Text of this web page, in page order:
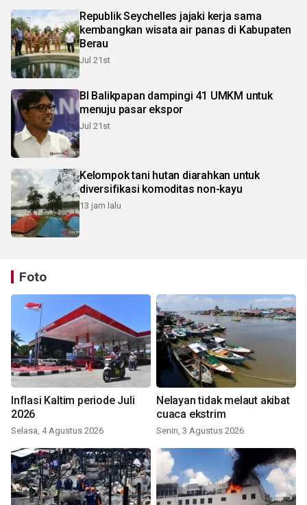
Republik Seychelles jajaki kerja sama
kembangkan wisata air panas di Kabupaten
Berau
Jul 21st
BI Balikpapan dampingi 41 UMKM untuk
menuju pasar ekspor
Jul 21st
Kelompok tani hutan diarahkan untuk
diversifikasi komoditas non-kayu
13 jam lalu
Foto
Inflasi Kaltim periode Juli
2026
Selasa, 4 Agustus 2026
Nelayan tidak melaut akibat
cuaca ekstrim
Senin, 3 Agustus 2026